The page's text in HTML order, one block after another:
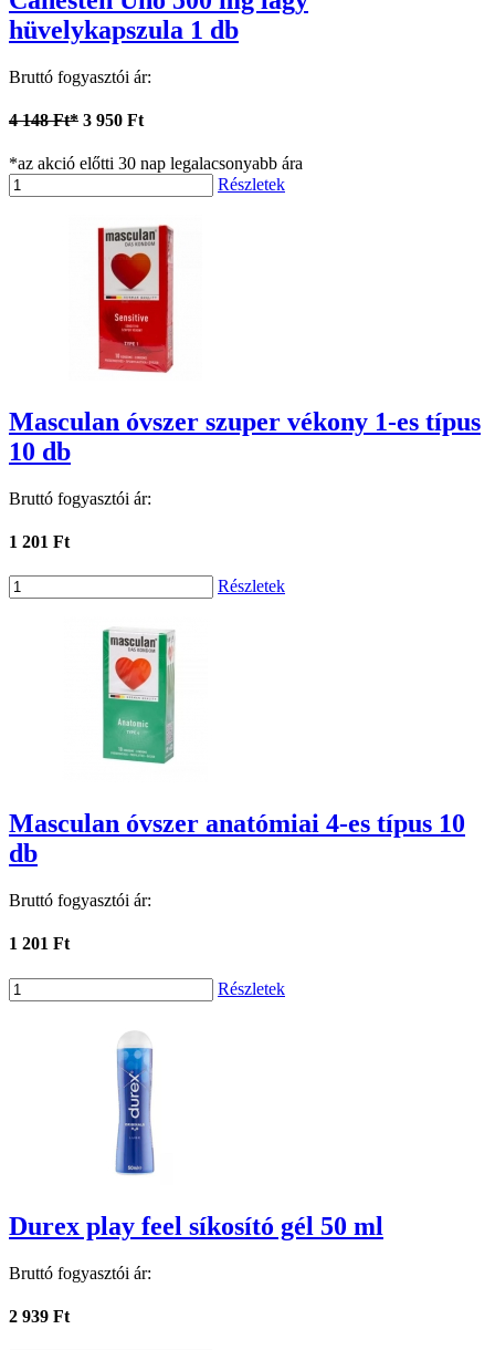
hüvelykapszula 1 db
Bruttó fogyasztói ár:
4 148 Ft* 3 950 Ft
*az akció előtti 30 nap legalacsonyabb ára
Részletek
Masculan óvszer szuper vékony 1-es típus
10 db
Bruttó fogyasztói ár:
1 201 Ft
Részletek
Masculan óvszer anatómiai 4-es típus 10
db
Bruttó fogyasztói ár:
1 201 Ft
Részletek
Durex play feel síkosító gél 50 ml
Bruttó fogyasztói ár:
2 939 Ft